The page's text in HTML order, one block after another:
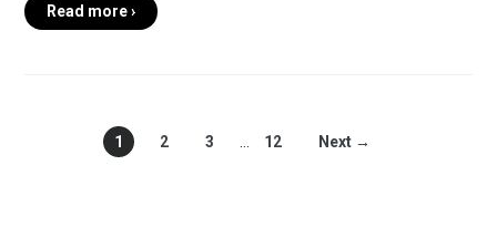
Read more ›
1 2 3 12 Next →